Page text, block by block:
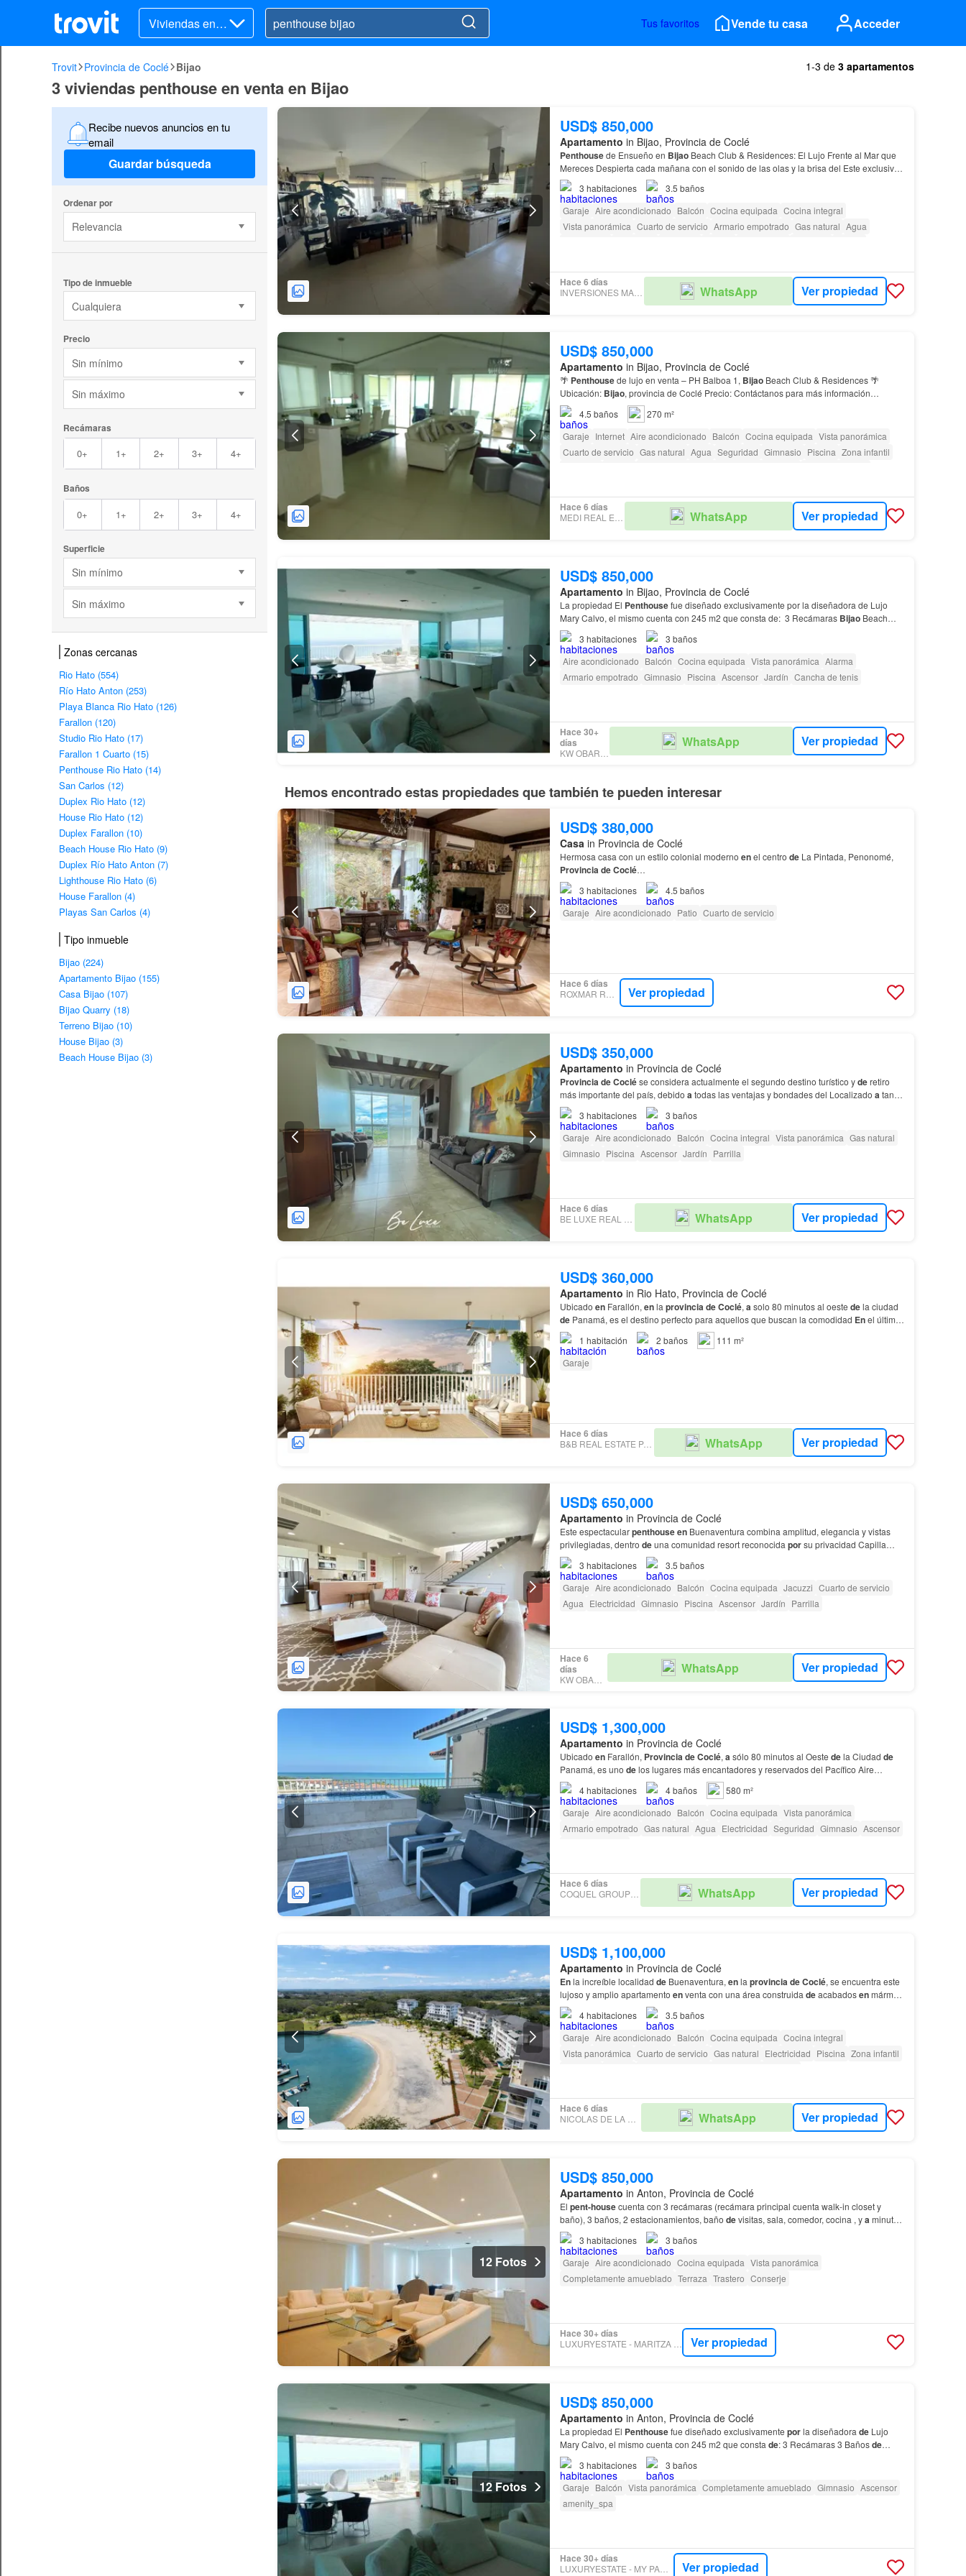
Viviendas en v
enta
Tus favoritos Vende tu casa Acceder
Trovit Provincia de Coclé Bijao 1-3 de 3 apartamentos
3 viviendas penthouse en venta en Bijao
Recibe nuevos anuncios en tu
email
Guardar búsqueda
Ordenar por
Relevancia
Tipo de inmueble
Cualquiera
Precio
Sin mínimo
Sin máximo
Recámaras
0+ 1+ 2+ 3+ 4+
Baños
0+ 1+ 2+ 3+ 4+
Superficie
Sin mínimo
Sin máximo
Zonas cercanas
Rio Hato (554)
Río Hato Anton (253)
Playa Blanca Rio Hato (126)
Farallon (120)
Studio Rio Hato (17)
Farallon 1 Cuarto (15)
Penthouse Rio Hato (14)
San Carlos (12)
Duplex Rio Hato (12)
House Rio Hato (12)
Duplex Farallon (10)
Beach House Rio Hato (9)
Duplex Río Hato Anton (7)
Lighthouse Rio Hato (6)
House Farallon (4)
Playas San Carlos (4)
Tipo inmueble
Bijao (224)
Apartamento Bijao (155)
Casa Bijao (107)
Bijao Quarry (18)
Terreno Bijao (10)
House Bijao (3)
Beach House Bijao (3)
USD$ 850,000
Apartamento in Bijao, Provincia de Coclé
Penthousede Ensueño en BijaoBeach Club & Residences: El Lujo Frente al Mar que
Mereces Despierta cada mañana con el sonido de las olas y la brisa del Este exclusivo
Penthouse redefine el concepto de elegancia cost…
3 habitaciones 3.5 baños
Garaje Aire acondicionado Balcón Cocina equipada Cocina integral
Vista panorámica Cuarto de servicio Armario empotrado Gas natural Agua
Hace 6 días
INVERSIONES MARTINELLI WhatsApp Ver propiedad
USD$ 850,000
Apartamento in Bijao, Provincia de Coclé
🌴 Penthousede lujo en venta – PH Balboa 1, BijaoBeach Club & Residences 🌴
Ubicación: Bijao, provincia de Coclé Precio: Contáctanos para más información
Ponemos a la venta un exclusivo
4.5 baños
270 m²
Garaje Internet Aire acondicionado Balcón Cocina equipada Vista panorámica
Cuarto de servicio Gas natural Agua Seguridad Gimnasio Piscina Zona infantil
Hace 6 días
MEDI REAL ESTATE WhatsApp Ver propiedad
USD$ 850,000
Apartamento in Bijao, Provincia de Coclé
La propiedad El Penthousefue diseñado exclusivamente por la diseñadora de Lujo
Mary Calvo, el mismo cuenta con 245 m2 que consta de: 3 Recámaras BijaoBeach
Club & Residences, es una de las más exclusivas comunidades de…
3 habitaciones 3 baños
Aire acondicionado Balcón Cocina equipada Vista panorámica Alarma
Armario empotrado Gimnasio Piscina Ascensor Jardín Cancha de tenis
Hace 30+
días
KW OBARRIO
WhatsApp Ver propiedad
Hemos encontrado estas propiedades que también te pueden interesar
USD$ 380,000
Casa in Provincia de Coclé
Hermosa casa con un estilo colonial moderno enel centro deLa Pintada, Penonomé,
ProvinciadeCoclé…
3 habitaciones 4.5 baños
Garaje Aire acondicionado Patio Cuarto de servicio
Hace 6 días
ROXMAR REALTY Ver propiedad
USD$ 350,000
Apartamento in Provincia de Coclé
ProvinciadeCoclése considera actualmente el segundo destino turístico yderetiro
más importante del país, debido atodas las ventajas y bondades del Localizado atan
solo 75 minutos
la ciudad
3 habitaciones 3 baños
Garaje Aire acondicionado Balcón Cocina integral Vista panorámica Gas natural
Gimnasio Piscina Ascensor Jardín Parrilla
Hace 6 días
BE LUXE REAL ESTATE WhatsApp Ver propiedad
USD$ 360,000
Apartamento in Rio Hato, Provincia de Coclé
Ubicado enFarallón, enla provinciadeCoclé, asolo 80 minutos al oeste dela ciudad
dePanamá, es el destino perfecto para aquellos que buscan la comodidad Enel último
nive encontrará amplio
de3 recámaras más d…
1 habitación 2 baños
111 m²
Garaje
Hace 6 días
B&B REAL ESTATE PANAMA S.A WhatsApp Ver propiedad
USD$ 650,000
Apartamento in Provincia de Coclé
Este espectacularpenthouseenBuenaventura combina amplitud, elegancia y vistas
privilegiadas, dentro deuna comunidad resort reconocida porsu privacidad Capilla
Property Management y programa
3 habitaciones 3.5 baños
Garaje Aire acondicionado Balcón Cocina equipada Jacuzzi Cuarto de servicio
Agua Electricidad Gimnasio Piscina Ascensor Jardín Parrilla
Hace 6
días
KW OBARRIO
WhatsApp Ver propiedad
USD$ 1,300,000
Apartamento in Provincia de Coclé
Ubicado enFarallón, ProvinciadeCoclé, asólo 80 minutos al Oeste dela Ciudad de
Panamá, es uno delos lugares más encantadores y reservados del Pacífico Aire
acondicionado central, línea blanca abierta y acabados
4habitaciones 4baños
580 m²
Garaje Aire acondicionado Balcón Cocina equipada Vista panorámica
Armario empotrado Gas natural Agua Electricidad Seguridad Gimnasio Ascensor
Hace 6 días
COQUEL GROUP REALTY WhatsApp Ver propiedad
USD$ 1,100,000
Apartamento in Provincia de Coclé
Enla increíble localidad deBuenaventura, enla provinciadeCoclé, se encuentra este
lujoso y amplio apartamento enventa con una área construida deacabadosenmármol
y electrodomésticos
dealta gama, y una zona
4habitaciones 3.5 baños
Garaje Aire acondicionado Balcón Cocina equipada Cocina integral
Vista panorámica Cuarto de servicio Gas natural Electricidad Piscina Zona infantil
Hace 6 días
WhatsApp Ver propiedad
12 Fotos
USD$ 850,000
Apartamento in Anton, Provincia de Coclé
El pent-housecuenta con 3 recámaras (recámara principal cuenta walk-in closet y
baño), 3 baños, 2 estacionamientos, baño devisitas, sala, comedor, cocina , yaminutos
dela Carretera Panamericana…
3 habitaciones 3 baños
Garaje Aire acondicionado Cocina equipada Vista panorámica
Completamente amueblado Terraza Trastero Conserje
Hace 30+ días
Ver propiedad
12 Fotos
USD$ 850,000
Apartamento in Anton, Provincia de Coclé
La propiedad El Penthousefue diseñado exclusivamente porla diseñadora deLujo
Mary Calvo, el mismo cuenta con 245 m2 que consta de: 3 Recámaras 3 Bañosde
Coclé
deRío Hato, se ha convertido
3 habitaciones 3 baños
Garaje Balcón Vista panorámica Completamente amueblado Gimnasio Ascensor
amenity_spa
Hace 30+ días
LUXURYESTATE - MY PANAMA BROKERS Ver propiedad